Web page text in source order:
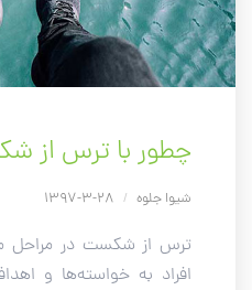
چطور با ترس از
شیوا جلوه /
ترس از شکست در مراحل
افراد به خواسته‌ها و